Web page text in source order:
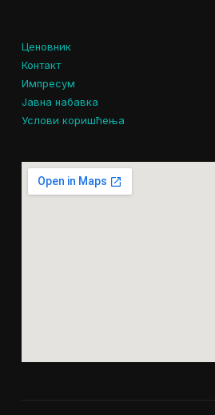
Ценовник
Контакт
Импресум
Јавна набавка
Услови коришћења